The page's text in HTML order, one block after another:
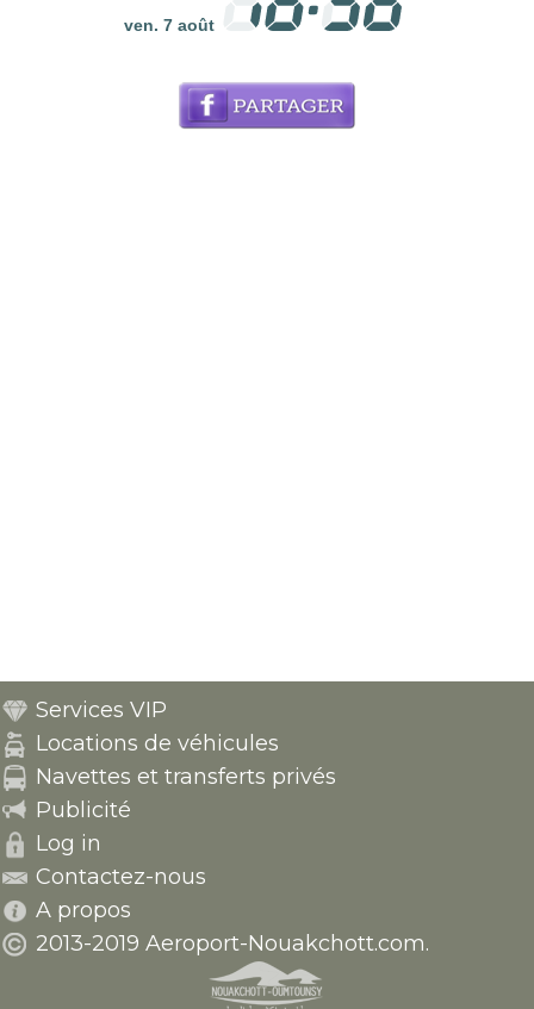
ven. 7 août
Services VIP
Locations de véhicules
Navettes et transferts privés
Publicité
Log in
Contactez-nous
A propos
2013-2019 Aeroport-Nouakchott.com.